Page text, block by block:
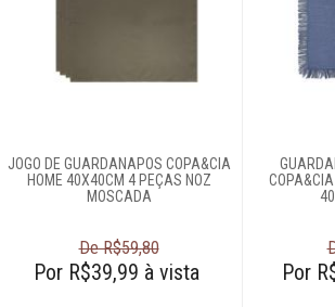
JOGO DE GUARDANAPOS COPA&CIA
HOME 40X40CM 4 PEÇAS NOZ
MOSCADA
De R$59,80
Por R$39,99 à vista Por